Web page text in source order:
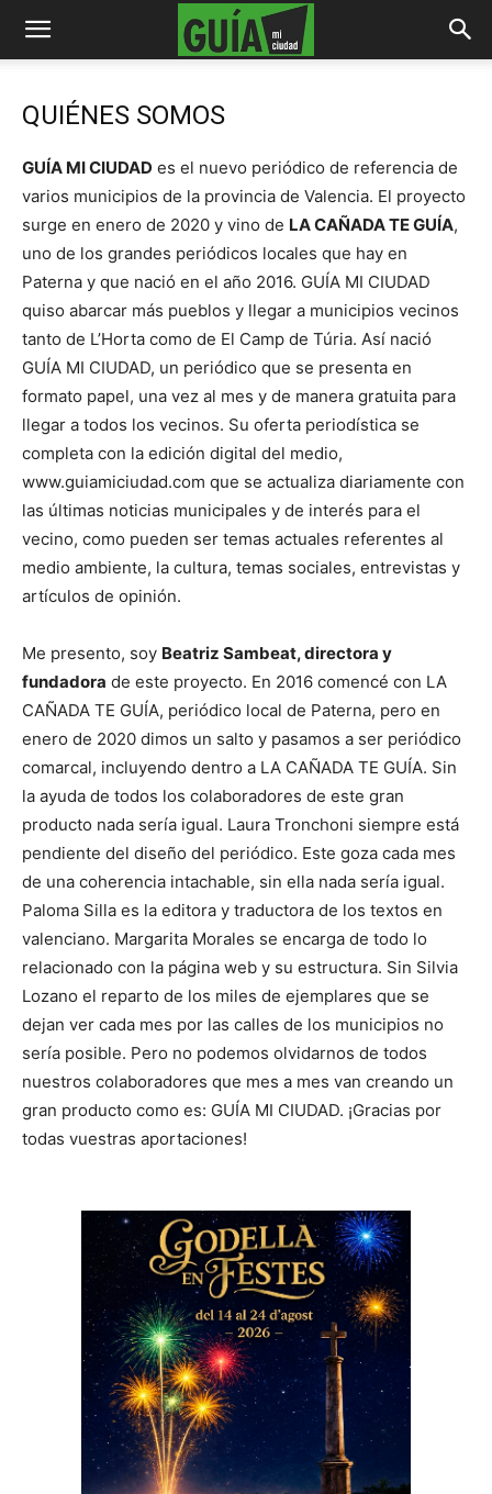
QUIÉNES SOMOS
GUÍA MI CIUDAD es el nuevo periódico de referencia de
varios municipios de la provincia de Valencia. El proyecto
surge en enero de 2020 y vino de LA CAÑADA TE GUÍA,
uno de los grandes periódicos locales que hay en
Paterna y que nació en el año 2016. GUÍA MI CIUDAD
quiso abarcar más pueblos y llegar a municipios vecinos
tanto de L’Horta como de El Camp de Túria. Así nació
GUÍA MI CIUDAD, un periódico que se presenta en
formato papel, una vez al mes y de manera gratuita para
llegar a todos los vecinos. Su oferta periodística se
completa con la edición digital del medio,
www.guiamiciudad.com que se actualiza diariamente con
las últimas noticias municipales y de interés para el
vecino, como pueden ser temas actuales referentes al
medio ambiente, la cultura, temas sociales, entrevistas y
artículos de opinión.
Me presento, soy Beatriz Sambeat, directora y
fundadora de este proyecto. En 2016 comencé con LA
CAÑADA TE GUÍA, periódico local de Paterna, pero en
enero de 2020 dimos un salto y pasamos a ser periódico
comarcal, incluyendo dentro a LA CAÑADA TE GUÍA. Sin
la ayuda de todos los colaboradores de este gran
producto nada sería igual. Laura Tronchoni siempre está
pendiente del diseño del periódico. Este goza cada mes
de una coherencia intachable, sin ella nada sería igual.
Paloma Silla es la editora y traductora de los textos en
valenciano. Margarita Morales se encarga de todo lo
relacionado con la página web y su estructura. Sin Silvia
Lozano el reparto de los miles de ejemplares que se
dejan ver cada mes por las calles de los municipios no
sería posible. Pero no podemos olvidarnos de todos
nuestros colaboradores que mes a mes van creando un
gran producto como es: GUÍA MI CIUDAD. ¡Gracias por
todas vuestras aportaciones!